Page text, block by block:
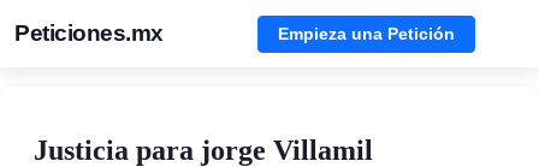
Peticiones.mx Empieza una Petición
Justicia para jorge Villamil